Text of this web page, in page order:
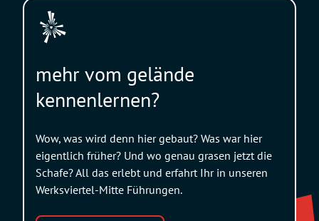
mehr vom gelände
kennenlernen?
Wow, was wird denn hier gebaut? Was war hier
eigentlich früher? Und wo genau grasen jetzt die
Schafe? All das erlebt und erfahrt Ihr in unseren
Werksviertel-Mitte Führungen.